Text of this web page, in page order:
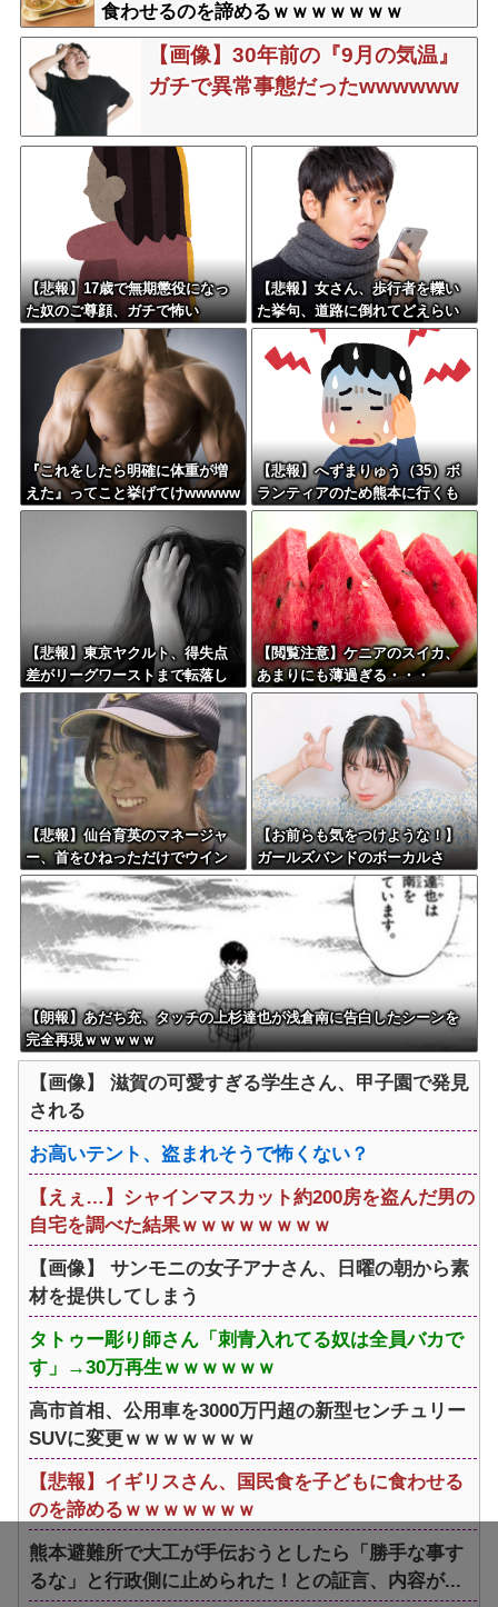
食わせるのを諦めるｗｗｗｗｗｗｗ
【画像】30年前の『9月の気温』
ガチで異常事態だったwwwwww
【悲報】17歳で無期懲役になっ
た奴のご尊顔、ガチで怖い
【悲報】女さん、歩行者を轢い
た挙句、道路に倒れてどえらい
ことになってしまうw w w w w
w w
『これをしたら明確に体重が増
えた』ってこと挙げてけwwwww
wwww
【悲報】へずまりゅう（35）ボ
ランティアのため熊本に行くも
体調不良で病院に行く
【悲報】東京ヤクルト、得失点
差がリーグワーストまで転落し
てしまう
【閲覧注意】ケニアのスイカ、
あまりにも薄過ぎる・・・
【悲報】仙台育英のマネージャ
ー、首をひねっただけでウイン
クしたことにされてしまうｗｗ
ｗ
【お前らも気をつけような！】
ガールズバンドのボーカルさ
ん、客席ダイブした結果『こ
う』なってしまいお気持ち表明
【朗報】あだち充、タッチの上杉達也が浅倉南に告白したシーンを
完全再現ｗｗｗｗｗ
【画像】 滋賀の可愛すぎる学生さん、甲子園で発見
される
お高いテント、盗まれそうで怖くない？
【えぇ…】シャインマスカット約200房を盗んだ男の
自宅を調べた結果ｗｗｗｗｗｗｗｗ
【画像】 サンモニの女子アナさん、日曜の朝から素
材を提供してしまう
タトゥー彫り師さん「刺青入れてる奴は全員バカで
す」→30万再生ｗｗｗｗｗｗ
高市首相、公用車を3000万円超の新型センチュリー
SUVに変更ｗｗｗｗｗｗｗ
【悲報】イギリスさん、国民食を子どもに食わせる
のを諦めるｗｗｗｗｗｗｗ
熊本避難所で大工が手伝おうとしたら「勝手な事す
るな」と行政側に止められた！との証言、内容が...